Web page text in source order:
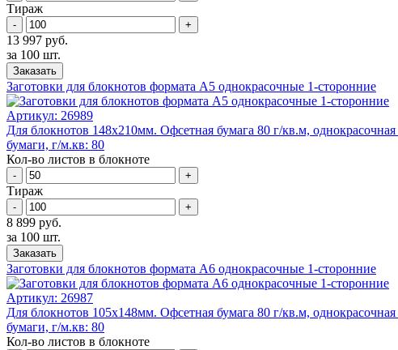
Тираж
- +
13 997 руб.
за 100 шт.
Заказать
Заготовки для блокнотов формата А5 однокрасочные 1-сторонние
Артикул: 26989
Для блокнотов 148х210мм. Офсетная бумага 80 г/кв.м,
бумаги, г/м.кв: 80
Кол-во листов в блокноте
- +
Тираж
- +
8 899 руб.
за 100 шт.
Заказать
Заготовки для блокнотов формата А6 однокрасочные 1-сторонние
Артикул: 26987
Для блокнотов 105х148мм. Офсетная бумага 80 г/кв.м,
бумаги, г/м.кв: 80
Кол-во листов в блокноте